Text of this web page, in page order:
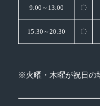
9:00～13:00 〇
15:30～20:30 〇
※火曜・木曜が祝日の